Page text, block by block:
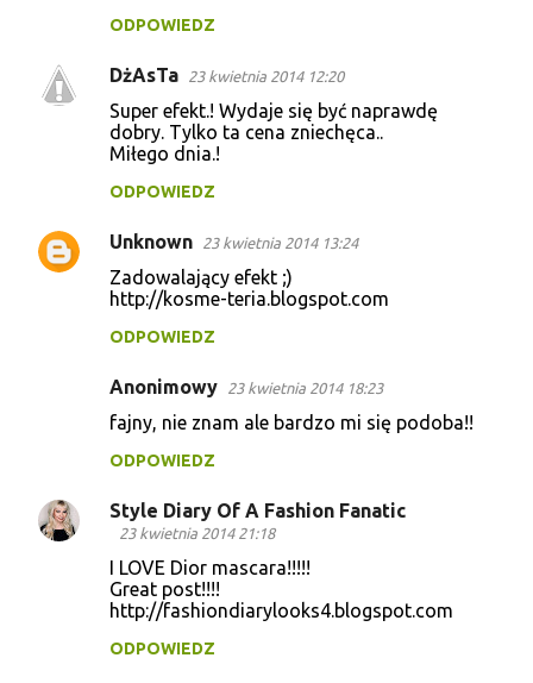
ODPOWIEDZ
DżAsTa 23 kwietnia 2014 12:20
Super efekt.! Wydaje się być naprawdę
dobry. Tylko ta cena zniechęca..
Miłego dnia.!
ODPOWIEDZ
Unknown 23 kwietnia 2014 13:24
Zadowalający efekt ;)
http://kosme-teria.blogspot.com
ODPOWIEDZ
Anonimowy 23 kwietnia 2014 18:23
fajny, nie znam ale bardzo mi się podoba!!
ODPOWIEDZ
Style Diary Of A Fashion Fanatic
23 kwietnia 2014 21:18
I LOVE Dior mascara!!!!!
Great post!!!!
http://fashiondiarylooks4.blogspot.com
ODPOWIEDZ